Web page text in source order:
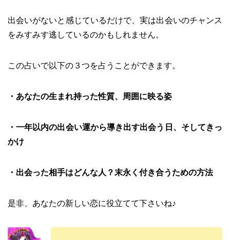
出会いがないと感じているだけで、実は出会いのチャンス
をみすみす逃しているのかもしれません。
この占いで以下の３つを占うことができます。
・あなたの生まれ持った性質、周囲に映る姿
・一年以内の出会い運から導き出す出会う日、そしてきっ
かけ
・出会った相手はどんな人？末永く付き合うための方法
是非、あなたの新しい恋に役立てて下さいね♪